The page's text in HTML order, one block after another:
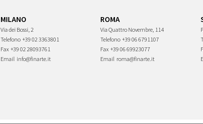
MILANO
Via dei Bossi, 2
Telefono +39 02 3363801
Fax +39 02 28093761
Email info@finarte.it
ROMA
Via Quattro Novembre, 114
Telefono +39 06 6791107
Fax +39 06 69923077
Email roma@finarte.it